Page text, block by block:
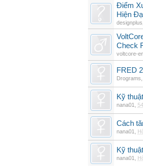
Điểm
Hiện
designplus
Check
voltcore-
FRED
Drograms
Kỹ
nana01
Cách
nana01
Kỹ
nana01